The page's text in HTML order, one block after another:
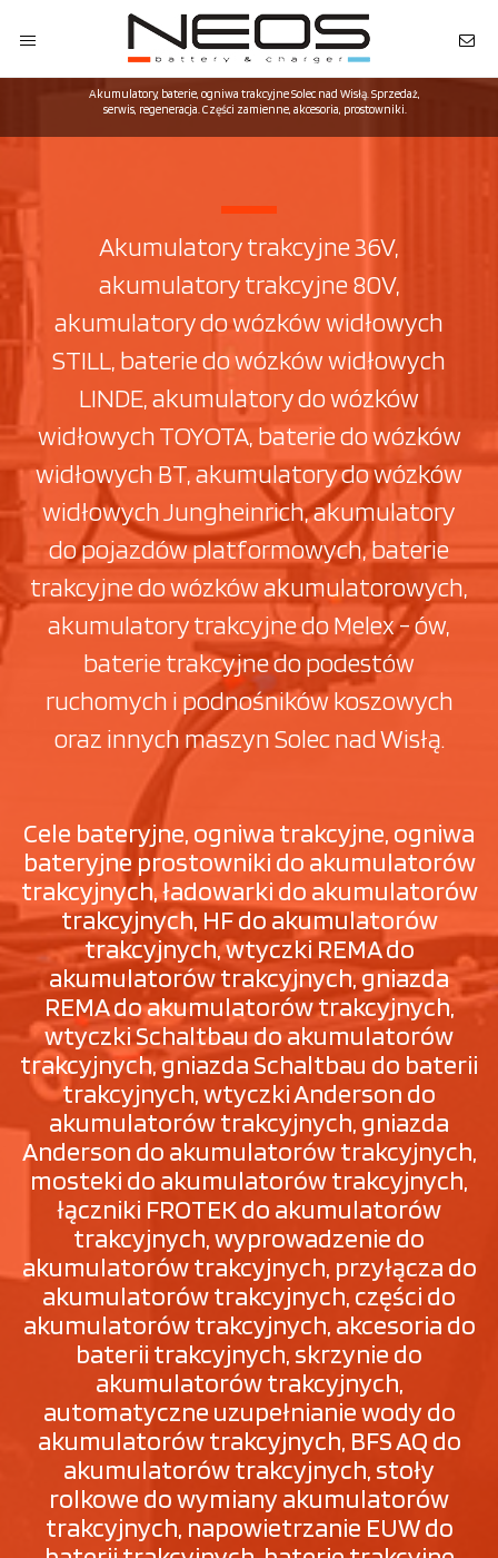
Akumulatory, baterie, ogniwa trakcyjne Solec nad Wisłą. Sprzedaż,
serwis, regeneracja. Części zamienne, akcesoria, prostowniki.
Akumulatory trakcyjne 36V,
akumulatory trakcyjne 80V,
akumulatory do wózków widłowych
STILL, baterie do wózków widłowych
LINDE, akumulatory do wózków
widłowych TOYOTA, baterie do wózków
widłowych BT, akumulatory do wózków
widłowych Jungheinrich, akumulatory
do pojazdów platformowych, baterie
trakcyjne do wózków akumulatorowych,
akumulatory trakcyjne do Melex - ów,
baterie trakcyjne do podestów
ruchomych i podnośników koszowych
oraz innych maszyn Solec nad Wisłą.
Cele bateryjne, ogniwa trakcyjne, ogniwa
bateryjne prostowniki do akumulatorów
trakcyjnych, ładowarki do akumulatorów
trakcyjnych, HF do akumulatorów
trakcyjnych, wtyczki REMA do
akumulatorów trakcyjnych, gniazda
REMA do akumulatorów trakcyjnych,
wtyczki Schaltbau do akumulatorów
trakcyjnych, gniazda Schaltbau do baterii
trakcyjnych, wtyczki Anderson do
akumulatorów trakcyjnych, gniazda
Anderson do akumulatorów trakcyjnych,
mosteki do akumulatorów trakcyjnych,
łączniki FROTEK do akumulatorów
trakcyjnych, wyprowadzenie do
akumulatorów trakcyjnych, przyłącza do
akumulatorów trakcyjnych, części do
akumulatorów trakcyjnych, akcesoria do
baterii trakcyjnych, skrzynie do
akumulatorów trakcyjnych,
automatyczne uzupełnianie wody do
akumulatorów trakcyjnych, BFS AQ do
akumulatorów trakcyjnych, stoły
rolkowe do wymiany akumulatorów
trakcyjnych, napowietrzanie EUW do